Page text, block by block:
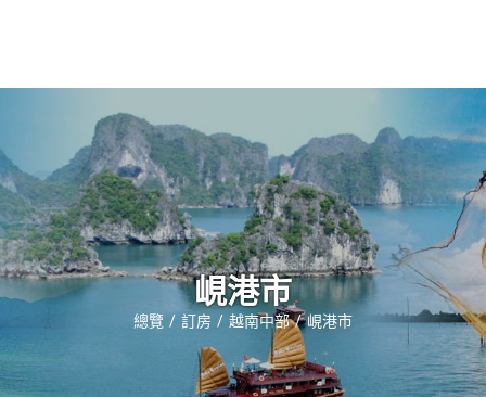
峴港市
總覽 訂房 越南中部 峴港市